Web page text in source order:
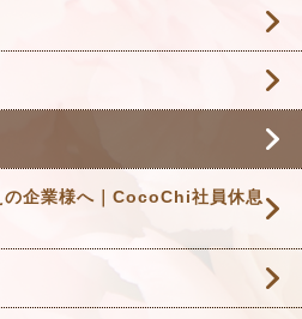
の企業様へ｜CocoChi社員休息